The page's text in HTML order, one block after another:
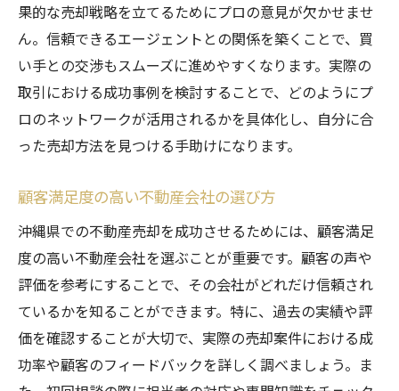
果的な売却戦略を立てるためにプロの意見が欠かせませ
ん。信頼できるエージェントとの関係を築くことで、買
い手との交渉もスムーズに進めやすくなります。実際の
取引における成功事例を検討することで、どのようにプ
ロのネットワークが活用されるかを具体化し、自分に合
った売却方法を見つける手助けになります。
顧客満足度の高い不動産会社の選び方
沖縄県での不動産売却を成功させるためには、顧客満足
度の高い不動産会社を選ぶことが重要です。顧客の声や
評価を参考にすることで、その会社がどれだけ信頼され
ているかを知ることができます。特に、過去の実績や評
価を確認することが大切で、実際の売却案件における成
功率や顧客のフィードバックを詳しく調べましょう。ま